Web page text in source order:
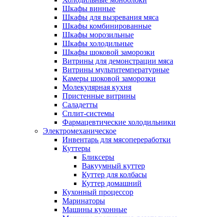
Шкафы винные
Шкафы для вызревания мяса
Шкафы комбинированные
Шкафы морозильные
Шкафы холодильные
Шкафы шоковой заморозки
Витрины для демонстрации мяса
Витрины мультитемпературные
Камеры шоковой заморозки
Молекулярная кухня
Пристенные витрины
Саладетты
Сплит-системы
Фармацевтические холодильники
Электромеханическое
Инвентарь для мясопереработки
Куттеры
Бликсеры
Вакуумный куттер
Куттер для колбасы
Куттер домашний
Кухонный процессор
Маринаторы
Машины кухонные